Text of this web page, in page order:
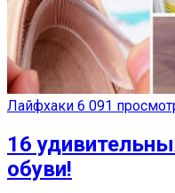
Лайфхаки 6 091
16
обуви!